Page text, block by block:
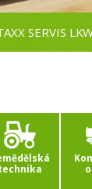
SERVIS